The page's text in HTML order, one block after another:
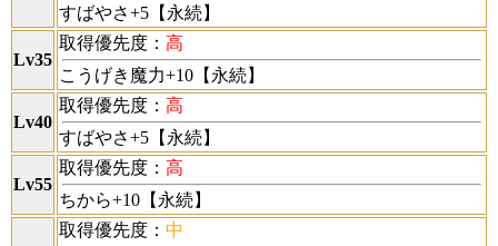
すばやさ+5【永続】
Lv35
取得優先度： 高
こうげき魔力+10【永続】
Lv40
取得優先度： 高
すばやさ+5【永続】
Lv55
取得優先度： 高
ちから+10【永続】
取得優先度： 中